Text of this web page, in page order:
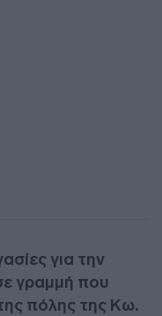
για την
γραμμή που
πόλης της Κω.